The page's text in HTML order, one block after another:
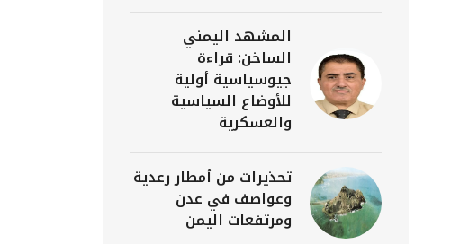
المشهد اليمني
الساخن: قراءة
جيوسياسية أولية
للأوضاع السياسية
والعسكرية
تحذيرات من أمطار رعدية
وعواصف في عدن
ومرتفعات اليمن